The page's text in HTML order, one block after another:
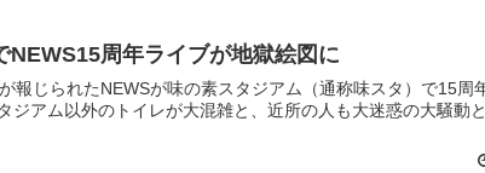
周年ライブが地獄絵図に
報じられたNEWSが味の素スタジアム（通称味スタ）で15周
ジアム以外のトイレが大混雑と、近所の人も大迷惑の大騒動